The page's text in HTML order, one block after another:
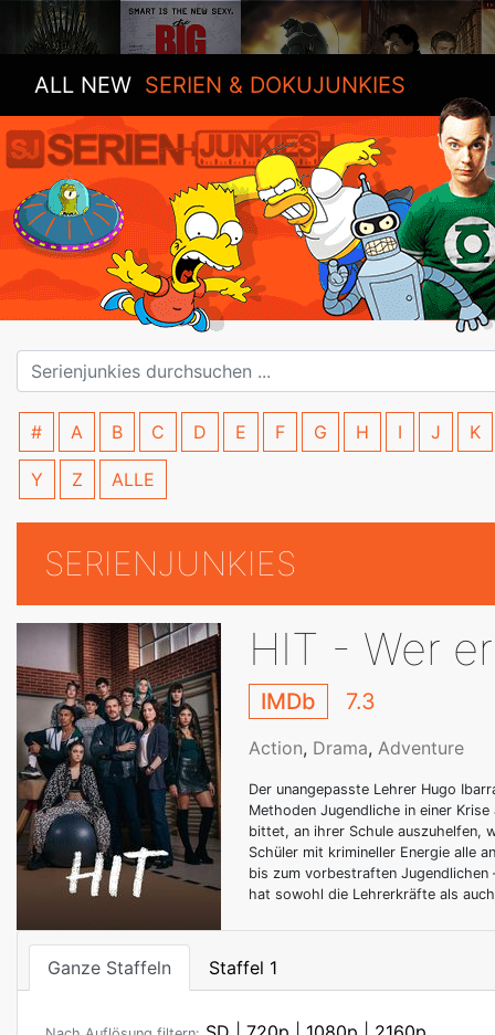
ALL NEW SERIEN & DOKUJUNKIES
# A B C D E F G H I J K
Y Z ALLE
SERIENJUNKIES
HIT - Wer
IMDb 7.3
Action, Drama, Adventure
Der unangepasste Lehrer Hugo
Methoden Jugendliche in einer
bittet, an ihrer Schule auszuhelfen,
Schüler mit krimineller Energie alle
bis zum vorbestraften
hat sowohl die Lehrerkräfte als
Ganze Staffeln Staffel 1